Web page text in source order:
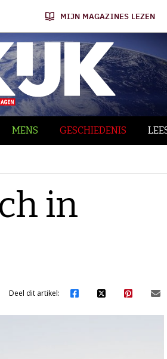
MIJN MAGAZINES LEZEN
MENS GESCHIEDENIS
in
Deel dit artikel: